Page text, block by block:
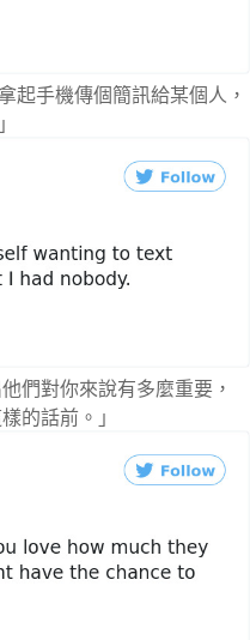
起手機傳個簡訊給某個人，
們對你來說有多麼重要，
的話前。」